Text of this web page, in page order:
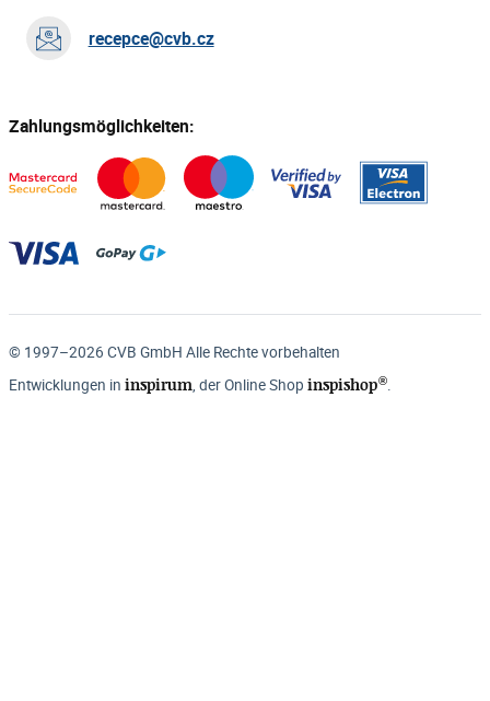
recepce@cvb.cz
Zahlungsmöglichkeiten:
© 1997–2026 CVB GmbH Alle Rechte vorbehalten
Entwicklungen in inspirum, der Online Shop inspishop®.